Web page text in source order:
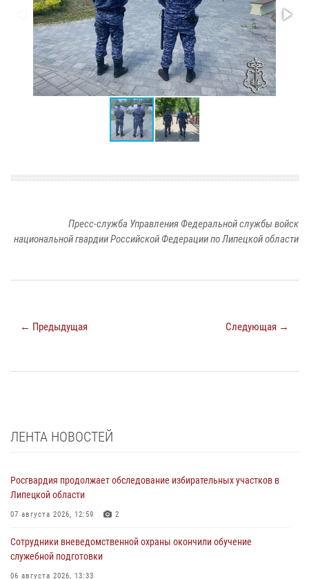
Пресс-служба Управления Федеральной службы войск
национальной гвардии Российской Федерации по Липецкой области
← Предыдущая Следующая →
ЛЕНТА НОВОСТЕЙ
Росгвардия продолжает обследование избирательных участков в
Липецкой области
07 августа 2026, 12:59 2
Сотрудники вневедомственной охраны окончили обучение
служебной подготовки
06 августа 2026, 13:33